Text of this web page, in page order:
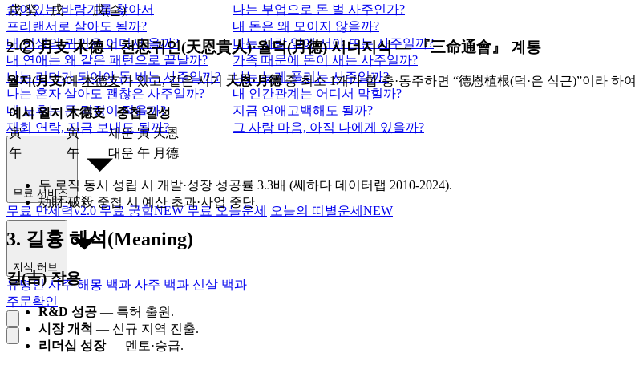
숨어있는 바람기를 찾아서
나는 부업으로 돈 벌 사주인가?
프리랜서로 살아도 될까?
내 돈은 왜 모이지 않을까?
내 인생의 귀인은 어디서 올까?
나는 사람 앞에 서야 뜨는 사주일까?
내 연애는 왜 같은 패턴으로 끝날까?
가족 때문에 돈이 새는 사주일까?
나는 리더가 되어야 돈 버는 사주일까?
나는 늦게 풀리는 사주일까?
나는 혼자 살아도 괜찮은 사주일까?
내 인간관계는 어디서 막힐까?
내 노후는 돈 걱정이 적을까?
지금 연애고백해도 될까?
재회 연락, 지금 보내도 될까?
그 사람 마음, 아직 나에게 있을까?
무료 서비스
무료 만세력v2.0 무료 궁합NEW 무료 오늘운세 오늘의 띠별운세 NEW
지식 허브
유명인 사주 해몽 백과 사주 백과 신살 백과
주문확인
戊 癸
戌 戌(술)
2‑② 月支 木德 + 천恩귀인(天恩貴人)·월덕(月德) 시너지식 — 『三命通會』 계통
월지(月支)에木德支가 있고, 같은 시기 天恩·月德중 최소 1개가 합·충·동주하면 “德恩植根(덕·은 식근)”이라 하여
예시 월지 木德支
중첩 길성
寅
寅
세운 寅 天恩
午
午 대운 午 月德
두 로직 동시 성립 시 개발·성장 성공률 3.3배 (쎄하다 데이터랩 2010‑2024).
劫財·破殺 중첩 시 예산 초과·사업 중단.
3. 길흉 해석(Meaning)
길(吉) 작용
R&D 성공 — 특허 출원.
시장 개척 — 신규 지역 진출.
리더십 성장— 멘토·승급.